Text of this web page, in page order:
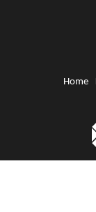
Home